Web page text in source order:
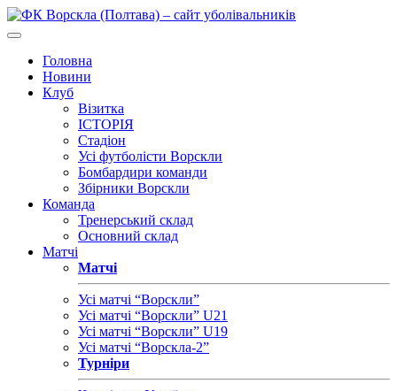
Головна
Новини
Клуб
Візитка
ІСТОРІЯ
Стадіон
Усі футболісти Ворскли
Бомбардири команди
Збірники Ворскли
Команда
Тренерський склад
Основний склад
Матчі
Матчі
Усі матчі “Ворскли”
Усі матчі “Ворскли” U21
Усі матчі “Ворскли” U19
Усі матчі “Ворскла-2”
Турніри